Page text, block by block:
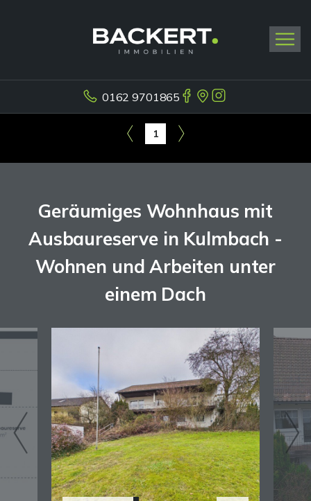
0162 9701865
1
Geräumiges Wohnhaus mit
Ausbaureserve in Kulmbach -
Wohnen und Arbeiten unter
einem Dach